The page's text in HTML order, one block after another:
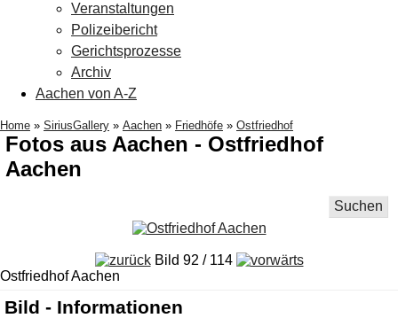
Veranstaltungen
Polizeibericht
Gerichtsprozesse
Archiv
Aachen von A-Z
Home » SiriusGallery » Aachen » Friedhöfe » Ostfriedhof
Fotos aus Aachen - Ostfriedhof
Aachen
Suchen
Bild 92 / 114
Ostfriedhof Aachen
Bild - Informationen